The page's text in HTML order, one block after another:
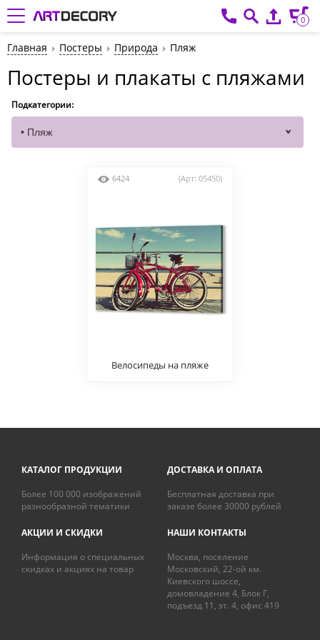
0
Главная Постеры Природа Пляж
Постеры и плакаты с пляжами
Подкатегории:
6424 (Арт: 05450)
Велосипеды на пляже
КАТАЛОГ ПРОДУКЦИИ
Более 100 000 изображений
разнообразной тематики
ДОСТАВКА И ОПЛАТА
Бесплатная доставка при
заказе более 30000 рублей
АКЦИИ И СКИДКИ
Информация о специальных
скидках и акциях на товар
НАШИ КОНТАКТЫ
Москва, поселение
Московский, 22-ой км.
Киевского шоссе,
домовладение 4, Блок Г,
подъезд 11, эт. 4, офис 419